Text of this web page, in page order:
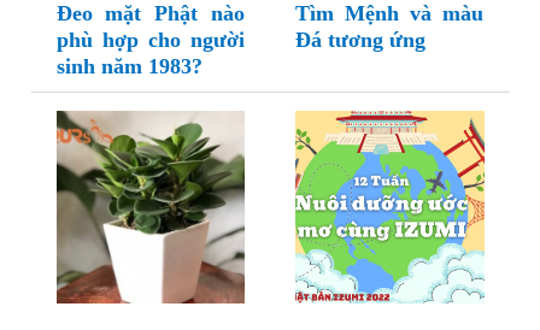
Đeo mặt Phật nào
phù hợp cho người
sinh năm 1983?
Tìm Mệnh và màu
Đá tương ứng